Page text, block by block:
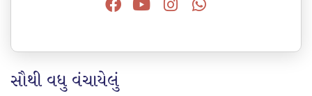
સૌથી વધુ વંચાયેલું